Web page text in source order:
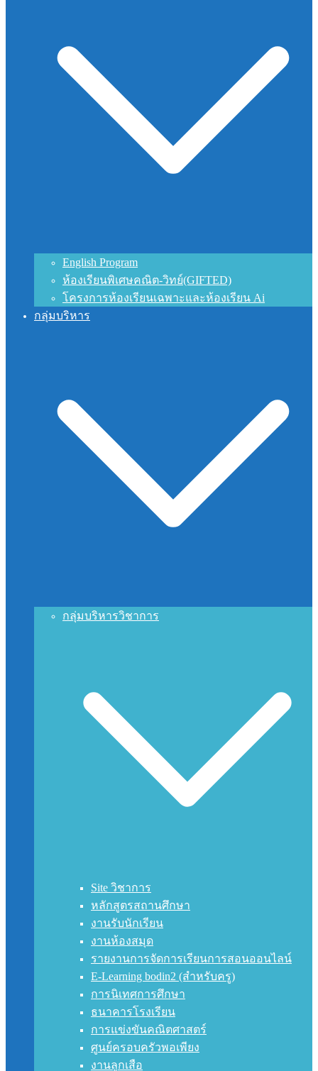
English Program
ห้องเรียนพิเศษคณิต-วิทย์(GIFTED)
โครงการห้องเรียนเฉพาะและห้องเรียน Ai
กลุ่มบริหาร
กลุ่มบริหารวิชาการ
Site วิชาการ
หลักสูตรสถานศึกษา
งานรับนักเรียน
งานห้องสมุด
รายงานการจัดการเรียนการสอนออนไลน์
E-Learning bodin2 (สำหรับครู)
การนิเทศการศึกษา
ธนาคารโรงเรียน
การแข่งขันคณิตศาสตร์
ศูนย์ครอบครัวพอเพียง
งานลูกเสือ